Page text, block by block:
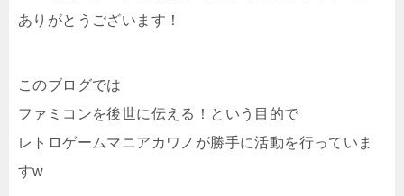
ありがとうございます！
このブログでは
ファミコンを後世に伝える！という目的で
レトロゲームマニアカワノが勝手に活動を行っていま
すw